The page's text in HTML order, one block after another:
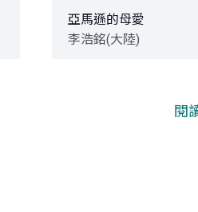
亞馬遜的母愛
李浩銘(大陸)
閱